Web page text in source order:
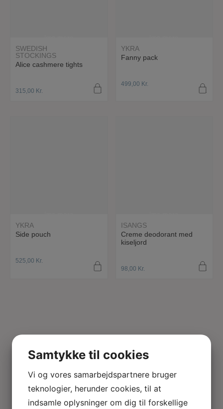
SWEDISH
STOCKINGS
Alice cashmere tights
315,00 Kr.
YKRA
Fanny pack
499,00 Kr.
YKRA
Side pouch
525,00 Kr.
ISANGS
Creme deodorant med
kiseljord
98,00 Kr.
Samtykke til cookies
Vi og vores samarbejdspartnere bruger
teknologier, herunder cookies, til at
indsamle oplysninger om dig til forskellige